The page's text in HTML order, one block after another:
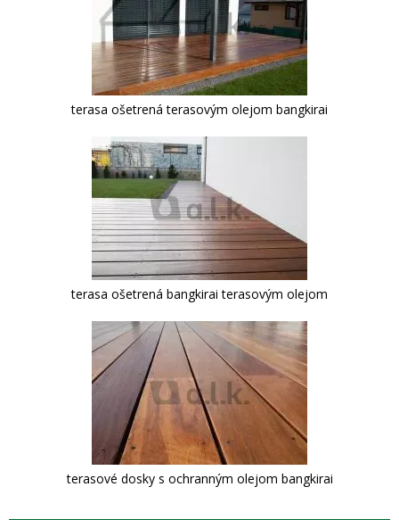
terasa ošetrená terasovým olejom bangkirai
terasa ošetrená bangkirai terasovým olejom
terasové dosky s ochranným olejom bangkirai